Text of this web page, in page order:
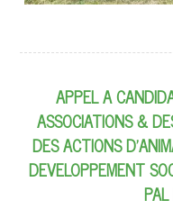
APPEL A
ASSOCIATIONS &
DES ACTIONS
DEVELOPPEMENT